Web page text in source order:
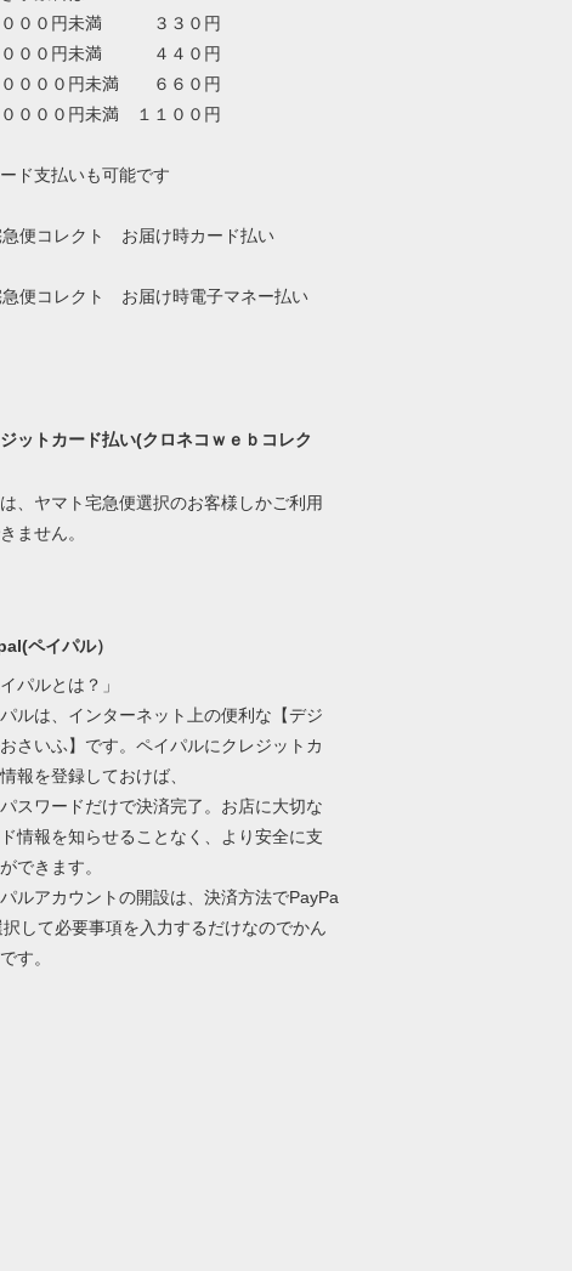
０００円未満 ３３０円
０００円未満 ４４０円
００００円未満 ６６０円
００００円未満 １１００円
ド支払いも可能です
ットカード払い(クロネコｗｅｂコレク
、ヤマト宅急便選択のお客様しかご利用
ません。
ペイパル）
イパルとは？」
ルは、インターネット上の便利な【デジ
さいふ】です。ペイパルにクレジットカ
報を登録しておけば、
スワードだけで決済完了。お店に大切な
情報を知らせることなく、より安全に支
できます。
ルアカウントの開設は、決済方法でPayPa
択して必要事項を入力するだけなのでかん
す。